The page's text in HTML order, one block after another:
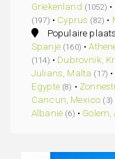
Griekenland (1052) •
(197) • Cyprus (82) •
Populaire
Spanje (160) •
(114) • Dubrovnik,
Julians, Malta (17) •
Egypte (8) •
Cancun, Mexico (3)
Albanië (6) • Golem,